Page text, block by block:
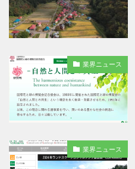
業界ニュース
業界ニュース